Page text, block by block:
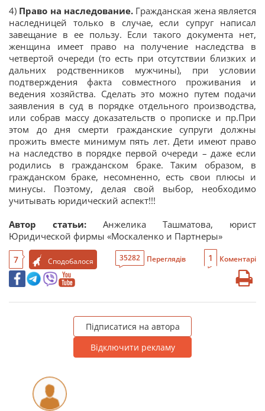
4) Право на наследование. Гражданская жена является
наследницей только в случае, если супруг написал
завещание в ее пользу. Если такого документа нет,
женщина имеет право на получение наследства в
четвертой очереди (то есть при отсутствии близких и
дальних родственников мужчины), при условии
подтверждения факта совместного проживания и
ведения хозяйства. Сделать это можно путем подачи
заявления в суд в порядке отдельного производства,
или собрав массу доказательств о прописке и пр.При
этом до дня смерти гражданские супруги должны
прожить вместе минимум пять лет. Дети имеют право
на наследство в порядке первой очереди – даже если
родились в гражданском браке. Таким образом, в
гражданском браке, несомненно, есть свои плюсы и
минусы. Поэтому, делая свой выбор, необходимо
учитывать юридический аспект!!!
Автор статьи: Анжелика Ташматова, юрист
Юридической фирмы «Москаленко и Партнеры»
7 Сподобалося 35282 Переглядів 1 Коментарі
Підписатися на автора
Відключити рекламу